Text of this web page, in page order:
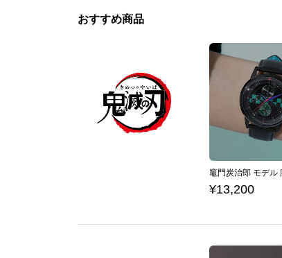
おすすめ商品
¥13,200